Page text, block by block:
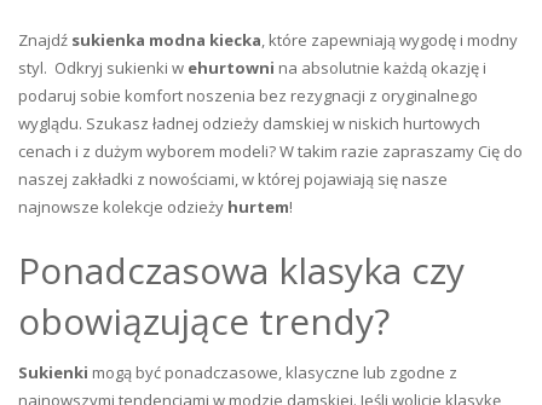
Znajdź sukienka modna kiecka, które zapewniają wygodę i modny
styl. Odkryj sukienki w ehurtowni na absolutnie każdą okazję i
podaruj sobie komfort noszenia bez rezygnacji z oryginalnego
wyglądu. Szukasz ładnej odzieży damskiej w niskich hurtowych
cenach i z dużym wyborem modeli? W takim razie zapraszamy Cię do
naszej zakładki z nowościami, w której pojawiają się nasze
najnowsze kolekcje odzieży hurtem!
Ponadczasowa klasyka czy
obowiązujące trendy?
Sukienki mogą być ponadczasowe, klasyczne lub zgodne z
najnowszymi tendencjami w modzie damskiej. Jeśli wolicie klasykę